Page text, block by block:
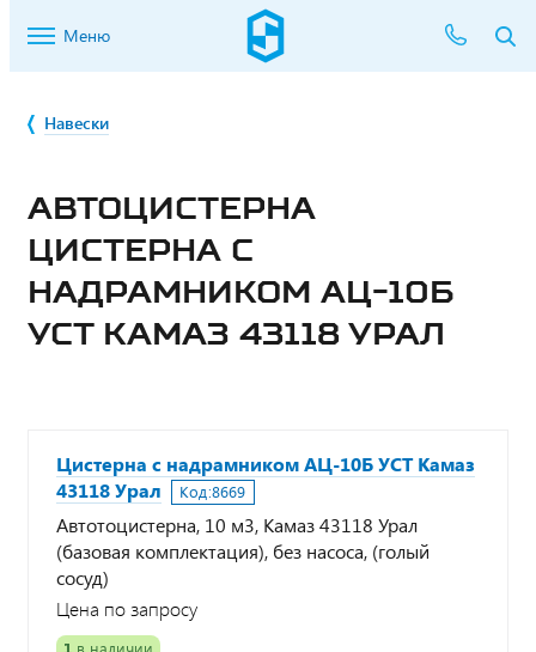
Меню
Навески
АВТОЦИСТЕРНА
ЦИСТЕРНА С
НАДРАМНИКОМ АЦ-10Б
УСТ КАМАЗ 43118 УРАЛ
Цистерна с надрамником АЦ-10Б УСТ Камаз
43118 Урал
Код:8669
Автотоцистерна, 10 м3, Камаз 43118 Урал
(базовая комплектация), без насоса, (голый
сосуд)
Цена по запросу